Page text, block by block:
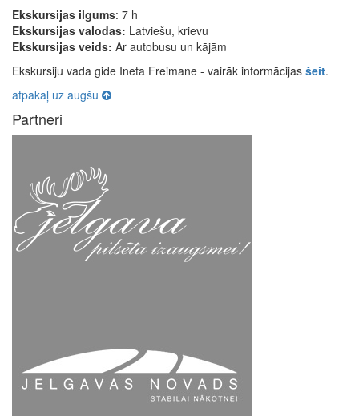
Ekskursijas ilgums: 7 h
Ekskursijas valodas: Latviešu, krievu
Ekskursijas veids: Ar autobusu un kājām
Ekskursiju vada gide Ineta Freimane - vairāk informācijas šeit.
atpakaļ uz augšu
Partneri